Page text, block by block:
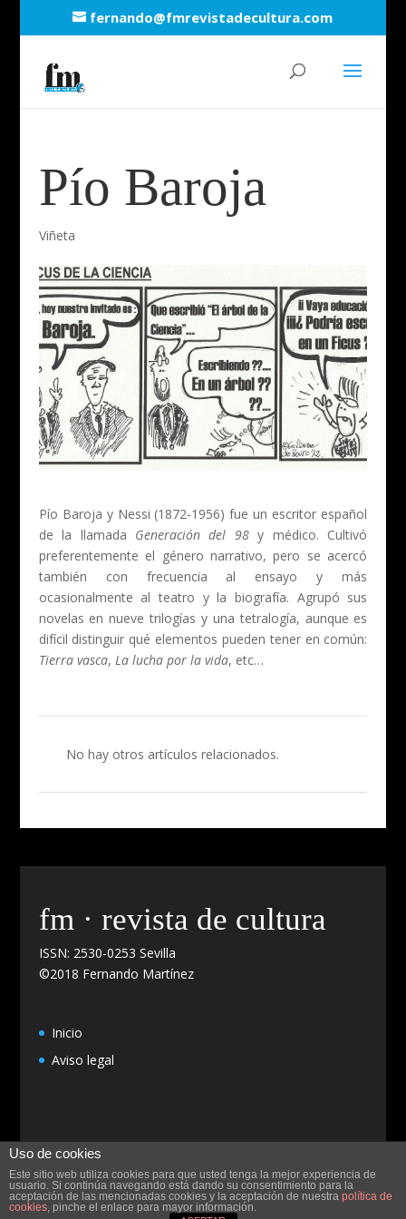
fernando@fmrevistadecultura.com
Pío Baroja
Viñeta
Pío Baroja y Nessi (1872-1956) fue un escritor español
de la llamada Generación del 98y médico. Cultivó
preferentemente el género narrativo, pero se acercó
también con frecuencia al ensayo y más
ocasionalmente al teatro y la biografía. Agrupó sus
novelas en nueve trilogías y una tetralogía, aunque es
difícil distinguir qué elementos pueden tener en común:
Tierra vasca, La lucha por la vida, etc…
No hay otros artículos relacionados.
fm · revista de cultura
ISSN: 2530-0253 Sevilla
©2018 Fernando Martínez
Inicio
Aviso legal
Diseño y programaciónCulBuks
Uso de cookies
Este sitio web utiliza cookies para que usted tenga la mejor experiencia de
usuario. Si continúa navegando está dando su consentimiento para la
aceptación de las mencionadas cookies y la aceptación de nuestra política de
cookies, pinche el enlace para mayor información.